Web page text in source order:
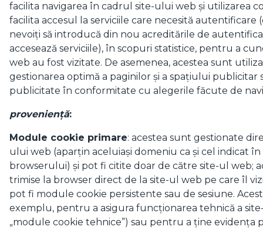
facilita navigarea în cadrul site-ului web și utilizarea
facilita accesul la serviciile care necesită autentificare
nevoiți să introducă din nou acreditările de
accesează serviciile), în scopuri statistice, pentru a
web au fost vizitate. De asemenea, acestea sunt
gestionarea optimă a paginilor și a spațiului
publicitate în conformitate cu alegerile făcute de
proveniență:
Module cookie primare: acestea sunt gestionate
ului web (aparțin aceluiași domeniu ca și cel indicat în
browserului) și pot fi citite doar de către site-ul web;
trimise la browser direct de la site-ul web pe care îl
pot fi module cookie persistente sau de sesiune.
exemplu, pentru a asigura funcționarea tehnică a
„module cookie tehnice”) sau pentru a ține